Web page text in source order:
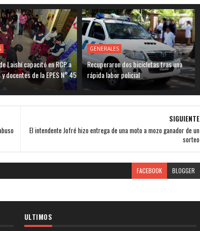
Laishí capacitó en RCP a
docentes de la EPES N° 45
GENERALES
Recuperaron dos bicicletas tras una
rápida labor policial
SIGUIENTE
El intendente Jofré hizo entrega de una moto a mozo ganador de un
sorteo
FACEBOOK BLOGGER
ULTIMOS